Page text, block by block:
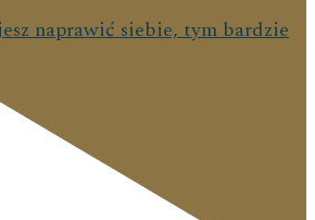
naprawić siebie, tym bardzie